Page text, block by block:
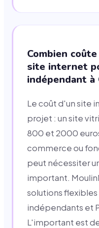
Combien
site internet
indépendant à
Le coût d'un site
projet : un site
800 et 2000
commerce ou
peut nécessiter
important.
solutions
indépendants et
L'important est